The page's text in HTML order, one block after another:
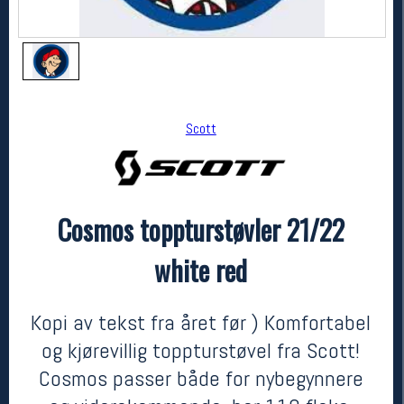
Scott
Cosmos toppturstøvler 21/22
white red
Kopi av tekst fra året før ) Komfortabel
og kjørevillig toppturstøvel fra Scott!
Cosmos passer både for nybegynnere
Scott
Cosmos toppturstøvler 21/22 white red
6499,- MEDLEM:4199,-